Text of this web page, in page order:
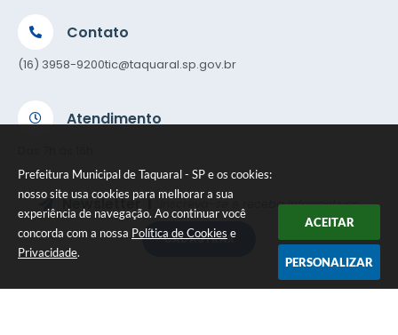
Prefeitura Municipal de Taquaral - SP e os cookies:
nosso site usa cookies para melhorar a sua
experiência de navegação. Ao continuar você
concorda com a nossa Política de Cookies e
Privacidade.
ACEITAR
PERSONALIZAR
Contato
(16) 3958-9200tic@taquaral.sp.gov.br
Atendimento
Newsletter Inscreva-se e receba informativos
CADASTRAR